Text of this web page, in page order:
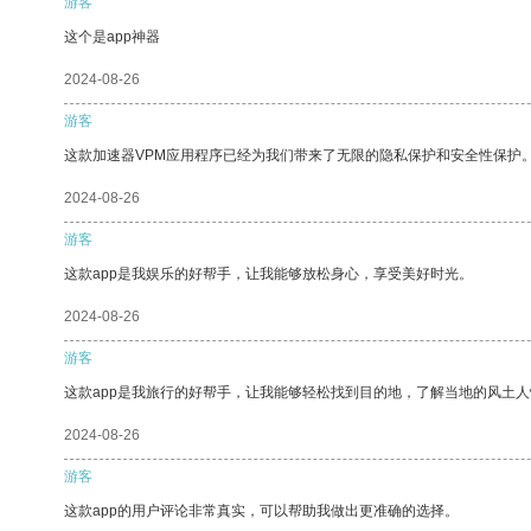
这个是app神器
2024-08-26
游客
这款加速器VPM应用程序已经为我们带来了无限的隐私保护和安全性保护
2024-08-26
游客
这款app是我娱乐的好帮手，让我能够放松身心，享受美好时光。
2024-08-26
游客
这款app是我旅行的好帮手，让我能够轻松找到目的地，了解当地的风土
2024-08-26
游客
这款app的用户评论非常真实，可以帮助我做出更准确的选择。